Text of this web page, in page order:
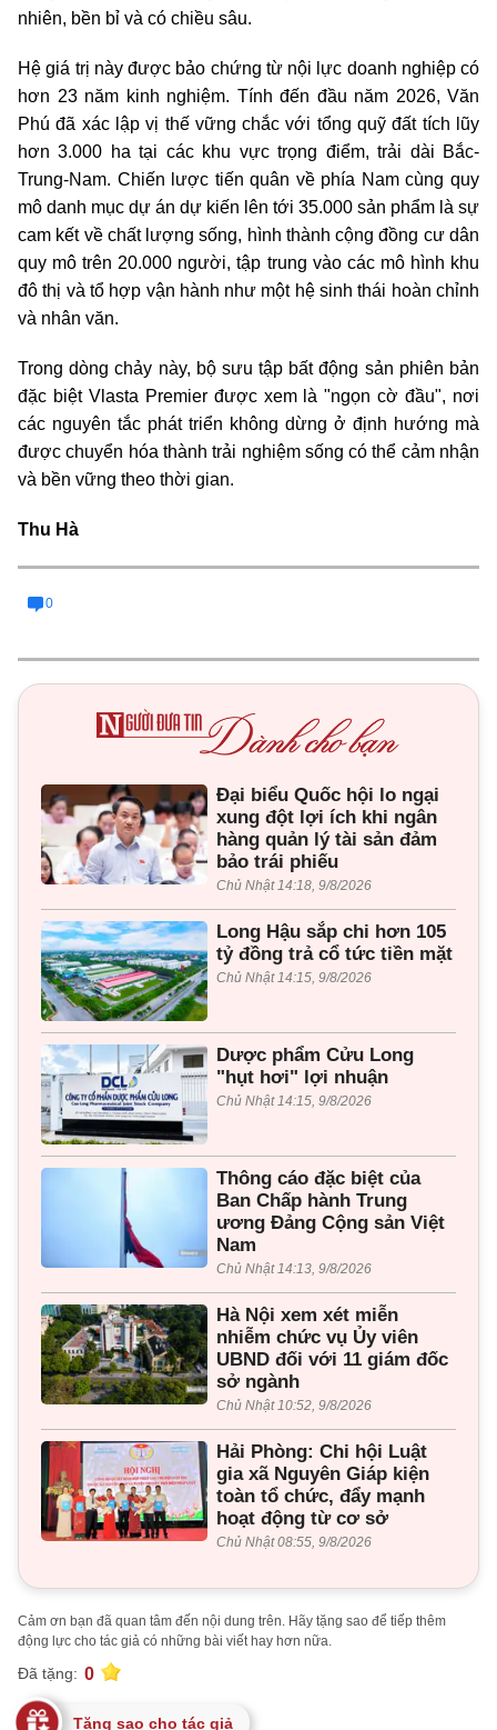
nhiên, bền bỉ và có chiều sâu.
Hệ giá trị này được bảo chứng từ nội lực doanh nghiệp có
hơn 23 năm kinh nghiệm. Tính đến đầu năm 2026, Văn
Phú đã xác lập vị thế vững chắc với tổng quỹ đất tích lũy
hơn 3.000 ha tại các khu vực trọng điểm, trải dài Bắc-
Trung-Nam. Chiến lược tiến quân về phía Nam cùng quy
mô danh mục dự án dự kiến lên tới 35.000 sản phẩm là sự
cam kết về chất lượng sống, hình thành cộng đồng cư dân
quy mô trên 20.000 người, tập trung vào các mô hình khu
đô thị và tổ hợp vận hành như một hệ sinh thái hoàn chỉnh
và nhân văn.
Trong dòng chảy này, bộ sưu tập bất động sản phiên bản
đặc biệt Vlasta Premier được xem là "ngọn cờ đầu", nơi
các nguyên tắc phát triển không dừng ở định hướng mà
được chuyển hóa thành trải nghiệm sống có thể cảm nhận
và bền vững theo thời gian.
Thu Hà
0
Đại biểu Quốc hội lo ngại
xung đột lợi ích khi ngân
hàng quản lý tài sản đảm
bảo trái phiếu
Chủ Nhật 14:18, 9/8/2026
Long Hậu sắp chi hơn 105
tỷ đồng trả cổ tức tiền mặt
Chủ Nhật 14:15, 9/8/2026
Dược phẩm Cửu Long
"hụt hơi" lợi nhuận
Chủ Nhật 14:15, 9/8/2026
Thông cáo đặc biệt của
Ban Chấp hành Trung
ương Đảng Cộng sản Việt
Nam
Chủ Nhật 14:13, 9/8/2026
Hà Nội xem xét miễn
nhiễm chức vụ Ủy viên
UBND đối với 11 giám đốc
sở ngành
Chủ Nhật 10:52, 9/8/2026
Hải Phòng: Chi hội Luật
gia xã Nguyên Giáp kiện
toàn tổ chức, đẩy mạnh
hoạt động từ cơ sở
Chủ Nhật 08:55, 9/8/2026
Cảm ơn bạn đã quan tâm đến nội dung trên. Hãy tặng sao để tiếp thêm
động lực cho tác giả có những bài viết hay hơn nữa.
Đã tặng: 0
Tặng sao cho tác giả